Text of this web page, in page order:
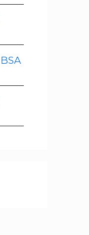
BSA